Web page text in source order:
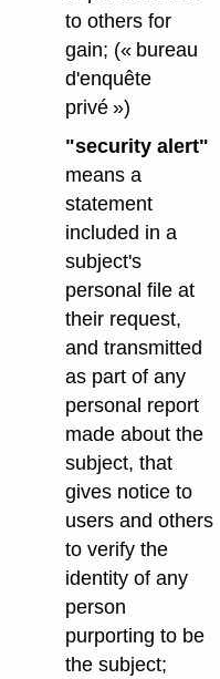
to others for
gain; (« bureau
d'enquête
privé »)
"security alert"
means a
statement
included in a
subject's
personal file at
their request,
and transmitted
as part of any
personal report
made about the
subject, that
gives notice to
users and others
to verify the
identity of any
person
purporting to be
the subject;